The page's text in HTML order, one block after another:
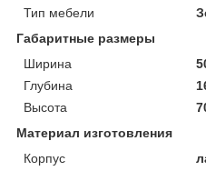
Тип мебели
Габаритные размеры
Ширина
Глубина
Высота
Материал изготовления
Корпус